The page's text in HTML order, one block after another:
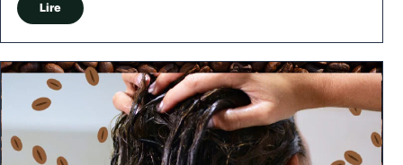
Lire